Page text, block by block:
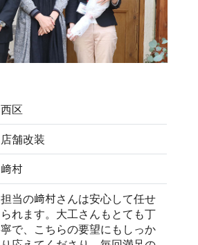
西区
店舗改装
﨑村
担当の﨑村さんは安心して任せ
られます。大工さんもとても丁
寧で、こちらの要望にもしっか